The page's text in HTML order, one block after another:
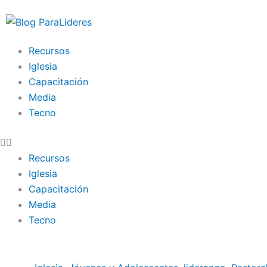
al
Recursos
Iglesia
Capacitación
Media
Tecno
Recursos
Iglesia
Capacitación
Media
Tecno